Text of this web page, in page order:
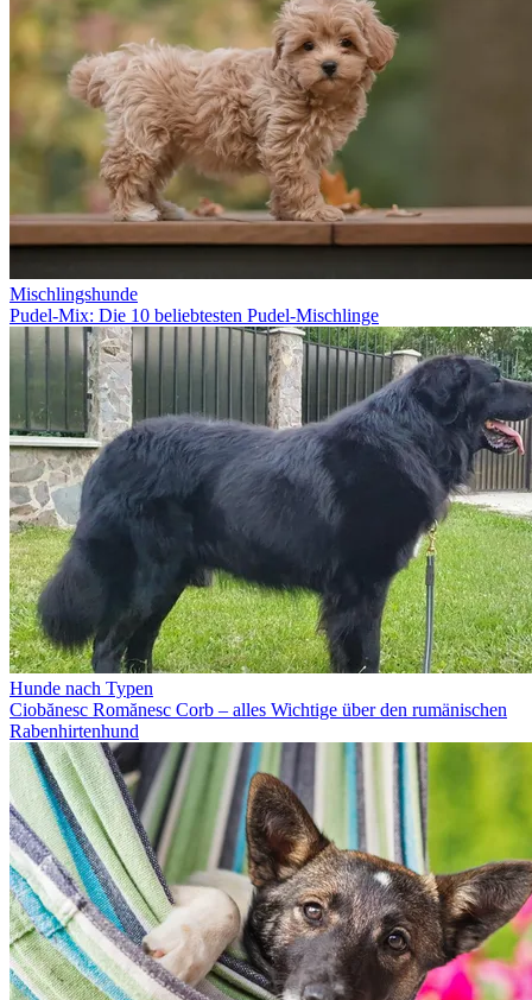
Mischlingshunde
Pudel-Mix: Die 10 beliebtesten Pudel-Mischlinge
Hunde nach Typen
Ciobănesc Romănesc Corb – alles Wichtige über den rumänischen
Rabenhirtenhund